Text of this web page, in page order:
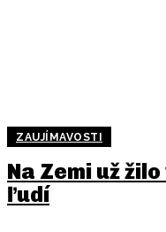
ZAUJÍMAVOSTI
Na Zemi už
ľudí